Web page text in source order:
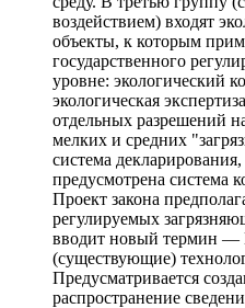
воздействием) входят
объекты, к которым
государственного
уровне: экологический
экологическая
отдельных разрешений
мелких и средних
система
предусмотрена система
Проект закона
регулируемых
вводит новый термин —
(существующие)
Предусматривается
распространение